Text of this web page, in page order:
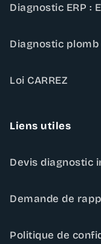
Diagnostic ERP :
Diagnostic plomb
Loi CARREZ
Liens utiles
Devis diagnostic
Demande de
Politique de